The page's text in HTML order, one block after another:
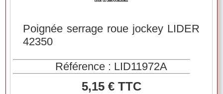
Poignée serrage roue jockey LIDER
42350
Référence : LID11972A
5,15 € TTC